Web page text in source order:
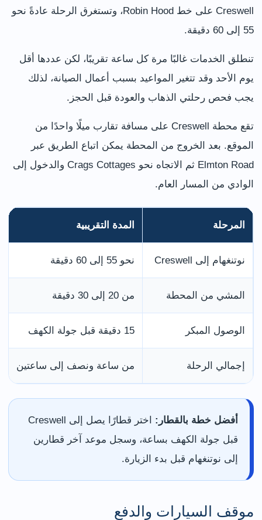
Creswell على خط Robin Hood، وتستغرق الرحلة عادةً نحو
55 إلى 60 دقيقة.
تنطلق الخدمات غالبًا مرة كل ساعة تقريبًا، لكن عددها أقل
يوم الأحد وقد تتغير المواعيد بسبب أعمال الصيانة، لذلك
يجب فحص رحلتي الذهاب والعودة قبل الحجز.
تقع محطة Creswell على مسافة تقارب ميلًا واحدًا من
الموقع. بعد الخروج من المحطة يمكن اتباع الطريق عبر
Elmton Road ثم الاتجاه نحو Crags Cottages والدخول إلى
الوادي من المسار العام.
المرحلة المدة التقريبية
نوتنغهام إلى Creswell نحو 55 إلى 60 دقيقة
المشي من المحطة من 20 إلى 30 دقيقة
الوصول المبكر 15 دقيقة قبل جولة الكهف
إجمالي الرحلة من ساعة ونصف إلى ساعتين
أفضل خطة بالقطار:
اختر قطارًا يصل إلى Creswell
قبل جولة الكهف بساعة، وسجل موعد آخر قطارين
إلى نوتنغهام قبل بدء الزيارة.
موقف السيارات والدفع